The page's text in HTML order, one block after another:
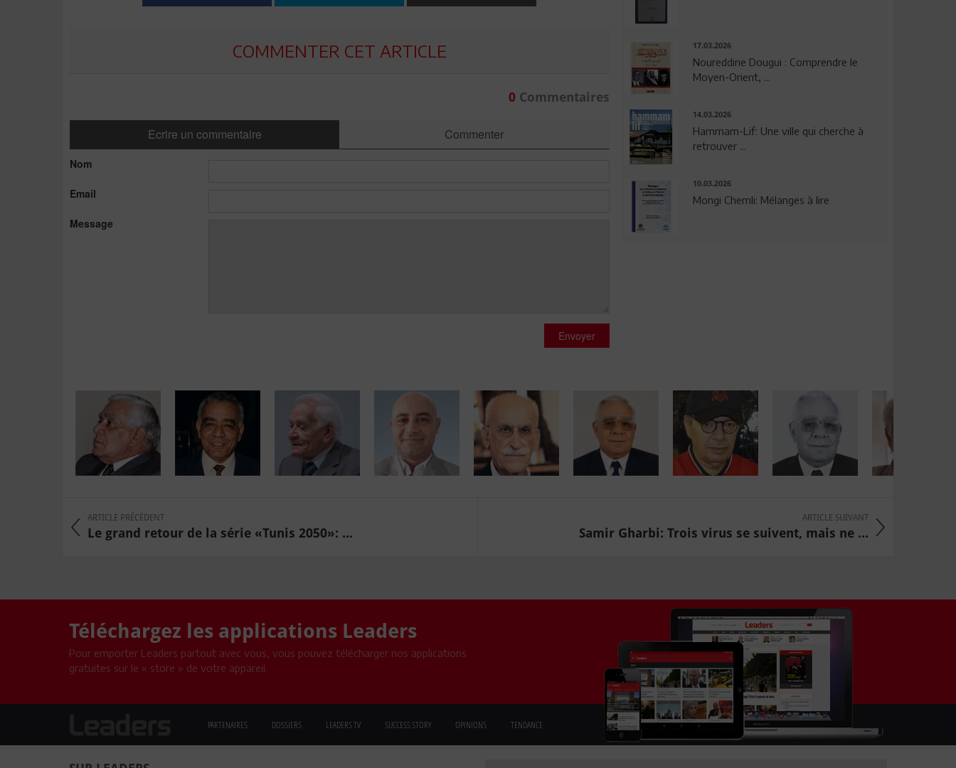
COMMENTER CET ARTICLE
0Commentaires
Ecrire un commentaire Commenter
Nom
Email
Message
Envoyer
17.03.2026
Noureddine Dougui : Comprendre le
Moyen-Orient, ...
14.03.2026
Hammam-Lif: Une ville qui cherche à
retrouver ...
10.03.2026
Mongi Chemli: Mélanges à lire
ARTICLE PRÉCÉDENT
Le grand retour de la série «Tunis 2050»: ...
ARTICLE SUIVANT
Samir Gharbi: Trois virus se suivent, mais ne ...
Téléchargez les applications Leaders
Pour emporter Leaders partout avec vous, vous pouvez télécharger nos applications
gratuites sur le « store » de votre appareil.
PARTENAIRES DOSSIERS LEADERS TV SUCCESS STORY OPINIONS TENDANCE